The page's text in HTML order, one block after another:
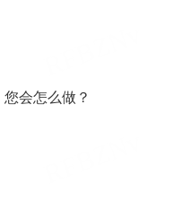
会怎么做？